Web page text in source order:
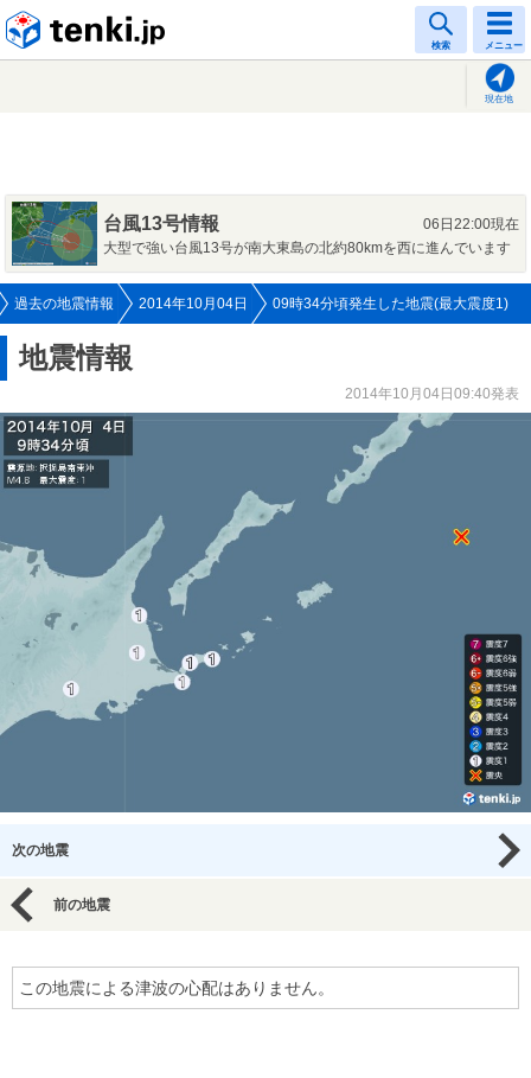
検索 メニュー
現在地
台風13号情報
06日22:00現在
大型で強い台風13号が南大東島の北約80kmを西に進んでいます
過去の地震情報 2014年10月04日 09時34分頃発生した地震(最大震度1)
地震情報
2014年10月04日09:40発表
次の地震
前の地震
この地震による津波の心配はありません。